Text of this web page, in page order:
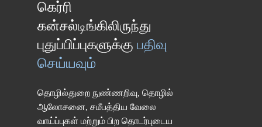
கெர்ரி
கன்சல்டிங்கிலிருந்து
புதுப்பிப்புகளுக்கு பதிவு
செய்யவும்
தொழில்துறை நுண்ணறிவு, தொழில்
ஆலோசனை, சமீபத்திய வேலை
வாய்ப்புகள் மற்றும் பிற தொடர்புடைய